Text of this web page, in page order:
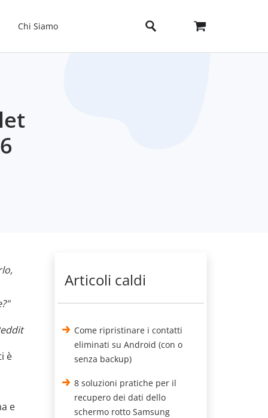
Chi Siamo
è
e
Articoli caldi
Come ripristinare i contatti
eliminati su Android (con o
senza backup)
8 soluzioni pratiche per il
recupero dei dati dello
schermo rotto Samsung